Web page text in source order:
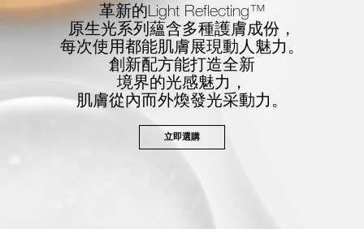
革新的Light Reflecting™
原生光系列蘊含多種護膚成份，
每次使用都能肌膚展現動人魅力。
創新配方能打造全新
境界的光感魅力，
肌膚從內而外煥發光采動力。
立即選購